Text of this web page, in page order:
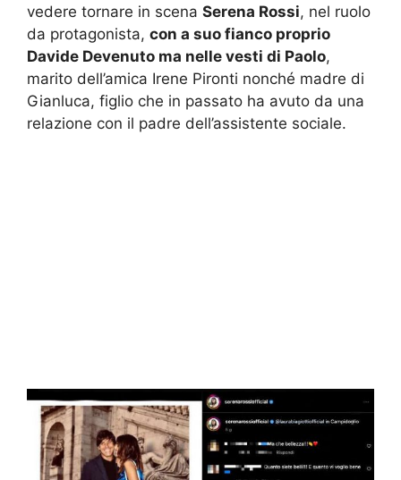
vedere tornare in scena Serena Rossi, nel ruolo
da protagonista, con a suo fianco proprio
Davide Devenuto ma nelle vesti di Paolo,
marito dell’amica Irene Pironti nonché madre di
Gianluca, figlio che in passato ha avuto da una
relazione con il padre dell’assistente sociale.